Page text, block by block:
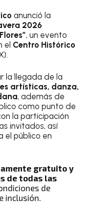
anunció la
2026
, un evento
el Centro Histórico
la llegada de la
artísticas, danza,
, además de
como punto de
la participación
invitados, así
el público en
gratuito y
de todas las
de
inclusión.